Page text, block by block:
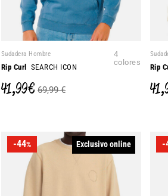
Sudadera Hombre
Rip Curl SEARCH ICON
4
colores
41,99 € 69,99 €
Rip
-44% Exclusivo online -